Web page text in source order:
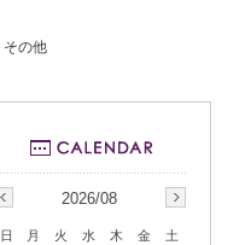
その他
2026/08
日 月 火 水 木 金
土